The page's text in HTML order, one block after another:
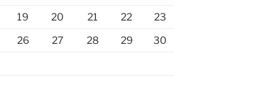
19 20 21 22
23
26 27 28 29
30